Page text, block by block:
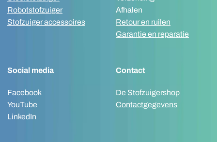
Robotstofzuiger
Stofzuiger accessoires
Afhalen
Retour en ruilen
Garantie en reparatie
Social media
Facebook
YouTube
LinkedIn
Contact
De Stofzuigershop
Contactgegevens